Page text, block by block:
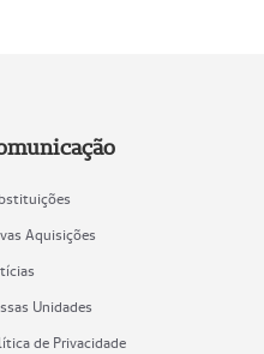
Aquisições
Unidades
de Privacidade